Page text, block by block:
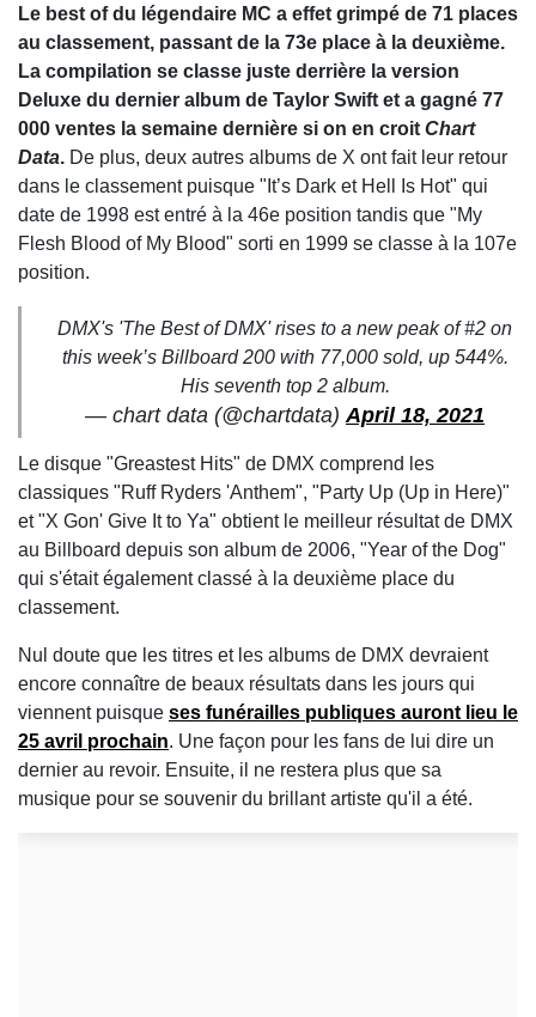
Le best of du légendaire MC a effet grimpé de 71 places
au classement, passant de la 73e place à la deuxième.
La compilation se classe juste derrière la version
Deluxe du dernier album de Taylor Swift et a gagné 77
000 ventes la semaine dernière si on en croit Chart
Data. De plus, deux autres albums de X ont fait leur retour
dans le classement puisque "It’s Dark et Hell Is Hot" qui
date de 1998 est entré à la 46e position tandis que "My
Flesh Blood of My Blood" sorti en 1999 se classe à la 107e
position.
DMX's 'The Best of DMX' rises to a new peak of #2 on
this week’s Billboard 200 with 77,000 sold, up 544%.
His seventh top 2 album.
— chart data (@chartdata)April 18, 2021
Le disque "Greastest Hits" de DMX comprend les
classiques "Ruff Ryders 'Anthem", "Party Up (Up in Here)"
et "X Gon' Give It to Ya" obtient le meilleur résultat de DMX
au Billboard depuis son album de 2006, "Year of the Dog"
qui s'était également classé à la deuxième place du
classement.
Nul doute que les titres et les albums de DMX devraient
encore connaître de beaux résultats dans les jours qui
viennent puisque ses funérailles publiques auront lieu le
25 avril prochain. Une façon pour les fans de lui dire un
dernier au revoir. Ensuite, il ne restera plus que sa
musique pour se souvenir du brillant artiste qu'il a été.